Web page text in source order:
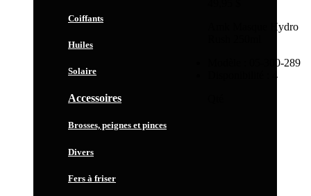
Coiffants
Huiles
Solaire
Accessoires
Brosses, peignes et pinces
Divers
Fers à friser
Amk Masque Hydro
05-300-289
4